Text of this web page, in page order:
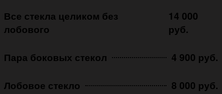
Все стекла целиком без
лобового
14 000
руб.
Пара боковых стекол 4 900 руб.
Лобовое стекло 8 000 руб.